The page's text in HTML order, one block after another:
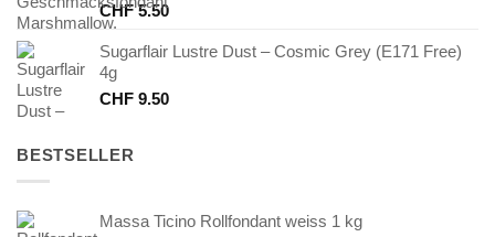
CHF5.50
Sugarflair Lustre Dust – Cosmic Grey (E171 Free)
4g
CHF 9.50
BESTSELLER
Massa Ticino Rollfondant weiss 1 kg